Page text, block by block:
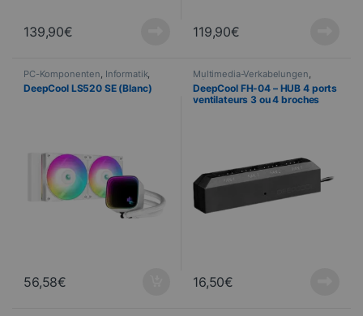
139,90€ 119,90€
PC-Komponenten Informatik
Kühlung
DeepCool LS520 SE (Blanc)
56,58€
Multimedia-Verkabelungen
Informatik
DeepCool FH-04 – HUB 4 ports
ventilateurs 3 ou 4 broches
16,50€